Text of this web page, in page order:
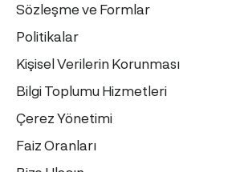
Sözleşme ve Formlar
Politikalar
Kişisel Verilerin Korunması
Bilgi Toplumu Hizmetleri
Çerez Yönetimi
Faiz Oranları